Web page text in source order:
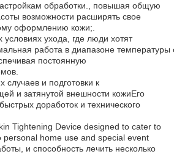
обработки., повышая общую
возможности расширять свое
оформлению кожи;.
ухода, где люди хотят
работа в диапазоне температуры
постоянную
и подготовки к
и затянутой внешности кожиЕго
доработок и технического
Tightening Device designed to cater to
home use and special event
и способность лечить несколько